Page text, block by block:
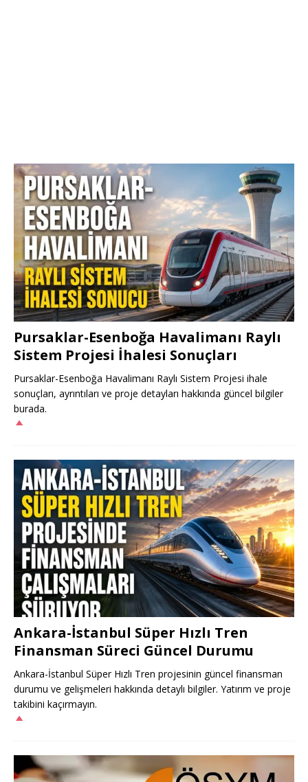
Pursaklar-Esenboğa Havalimanı Raylı
Sistem Projesi İhalesi Sonuçları
Pursaklar-Esenboğa Havalimanı Raylı Sistem Projesi ihale
sonuçları, ayrıntıları ve proje detayları hakkında güncel bilgiler
burada.
Ankara-İstanbul Süper Hızlı Tren
Finansman Süreci Güncel Durumu
Ankara-İstanbul Süper Hızlı Tren projesinin güncel finansman
durumu ve gelişmeleri hakkında detaylı bilgiler. Yatırım ve proje
takibini kaçırmayın.